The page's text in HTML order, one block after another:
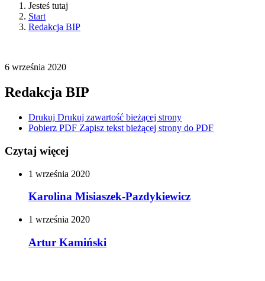
Jesteś tutaj
Start
Redakcja BIP
6 września 2020
Redakcja BIP
Drukuj Drukuj zawartość bieżącej strony
Pobierz PDF Zapisz tekst bieżącej strony do PDF
Czytaj więcej
1 września 2020
Karolina Misiaszek-Pazdykiewicz
1 września 2020
Artur Kamiński